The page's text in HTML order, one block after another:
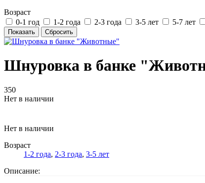
Возраст
0-1 год
1-2 года 2-3 года 3-5 лет 5-7 лет
Шнуровка в банке
350
Нет в наличии
Нет в наличии
Возраст
1-2 года, 2-3 года, 3-5 лет
Описание: